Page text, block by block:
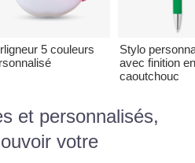
5 couleurs
Stylo
avec finition en
caoutchouc
et personnalisés,
votre